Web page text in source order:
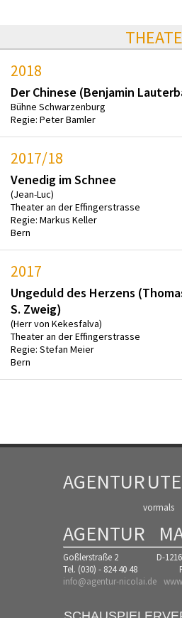
2018
Der Chinese (Benjamin
Bühne Schwarzenburg
Regie: Peter Bamler
2017/18
Venedig im Schnee
(Jean-Luc)
Theater an der Effingerstrasse
Regie: Markus Keller
Bern
2017
Ungeduld des Herzens
S. Zweig)
(Herr von Kekesfalva)
Theater an der Effingerstrasse
Regie: Stefan Meier
Bern
AGENTUR
vormals
AGENTUR
Goßlerstraße 2
D-
Tel. (030) - 824 40 48
info@agentur-nicolai.de